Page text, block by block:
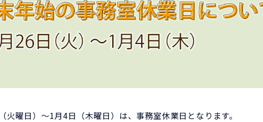
火曜日）～1月4日（木曜日）は、事務室休業日となります。